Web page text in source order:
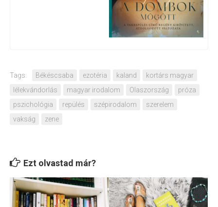
Tags: Békéscsaba ezotéria kaland
kortárs magyar
lélekvándorlás
magyar irodalom Olaszország
próza
pszichológia
repülés szépirodalom
szerelem
vakság
zene
Ezt olvastad már?